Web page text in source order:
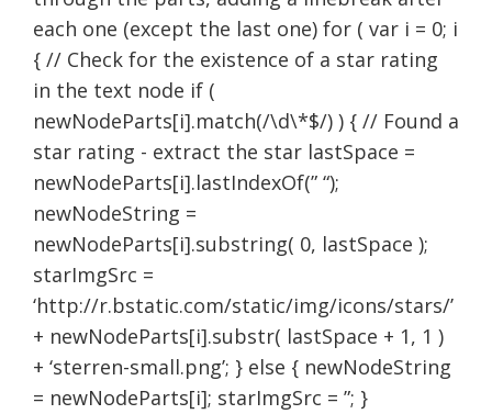
each one (except the last one) for ( var i = 0; i
{ // Check for the existence of a star rating
in the text node if (
newNodeParts[i].match(/\d\*$/) ) { // Found a
star rating - extract the star lastSpace =
newNodeParts[i].lastIndexOf(” “);
newNodeString =
newNodeParts[i].substring( 0, lastSpace );
starImgSrc =
‘http://r.bstatic.com/static/img/icons/stars/’
+ newNodeParts[i].substr( lastSpace + 1, 1 )
+ ‘sterren-small.png’; } else { newNodeString
= newNodeParts[i]; starImgSrc = ”; }